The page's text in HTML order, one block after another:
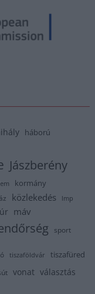
háború
Jászberény
kormány
közlekedés lmp
máv
sport
tiszaföldvár tiszafüred
vonat választás